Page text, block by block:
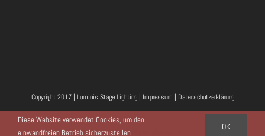
Copyright 2017 | Luminis Stage Lighting | Impressum | Datenschutzerklärung
Facebook
Instagram
Twitter
Diese Website verwendet Cookies, um den
einwandfreien Betrieb sicherzustellen.
OK